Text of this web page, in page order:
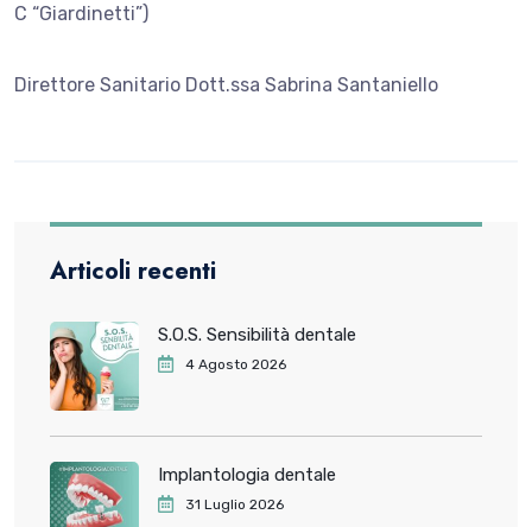
C “Giardinetti”)
Direttore Sanitario Dott.ssa Sabrina Santaniello
Articoli recenti
S.O.S. Sensibilità dentale
4 Agosto 2026
Implantologia dentale
31 Luglio 2026